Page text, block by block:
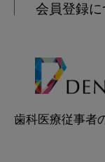
会員登録に
歯科医療従事者